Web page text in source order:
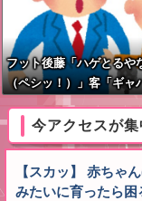
フット後藤「ハゲとるや
（ペシッ！）」客「ギャ
wwww」←何が面白いの？
今アクセスが集
【スカッ】 赤ちゃ
みたいに育ったら困